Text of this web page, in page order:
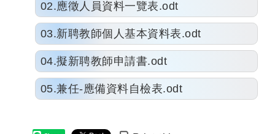
02.應徵人員資料一覽表.odt
03.新聘教師個人基本資料表.odt
04.擬新聘教師申請書.odt
05.兼任-應備資料自檢表.odt